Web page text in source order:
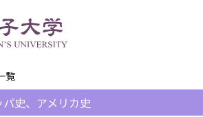
覧
史、アメリカ史